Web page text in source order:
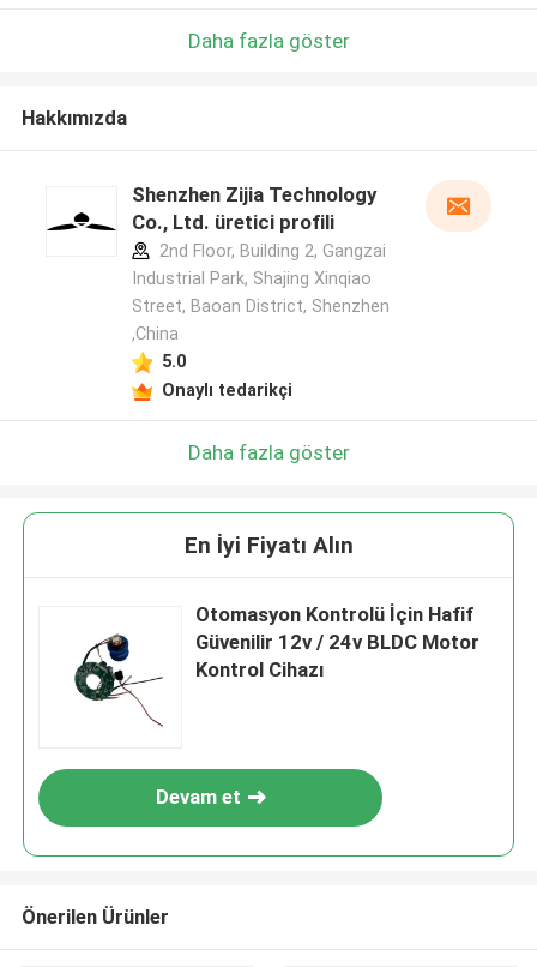
Daha fazla göster
Hakkımızda
Shenzhen Zijia Technology
Co., Ltd. üretici profili
2nd Floor, Building 2, Gangzai
Industrial Park, Shajing Xinqiao
Street, Baoan District, Shenzhen
,China
5.0
Onaylı tedarikçi
Daha fazla göster
En İyi Fiyatı Alın
Otomasyon Kontrolü İçin Hafif
Güvenilir 12v / 24v BLDC Motor
Kontrol Cihazı
Devam et
Önerilen Ürünler